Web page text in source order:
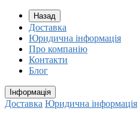
Назад
Доставка
Юридична інформація
Про компанію
Контакти
Блог
Інформація
Доставка Юридична інформація